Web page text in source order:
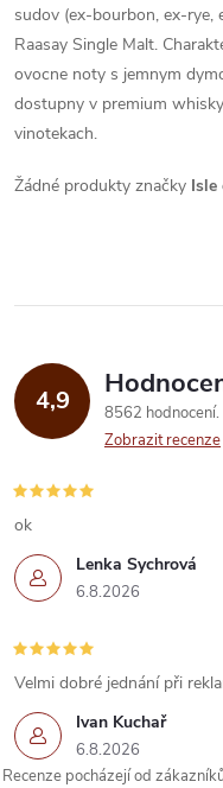
sudov (ex-bourbon, ex-rye,
Raasay Single Malt.
ovocne noty s jemnym
dostupny v premium
vinotekach.
Žádné produkty značky Isle
4,9
8562 hodnocení
Zobrazit recenze
Lenka Sychrová
6.8.2026
ok
Ivan Kuchař
6.8.2026
Velmi dobré jednání při
Recenze pocházejí od